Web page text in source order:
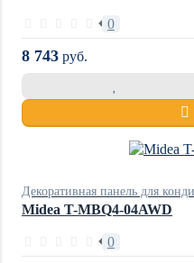
0
8 743 руб.
Декоративная панель для
Midea T-MBQ4-04AWD
0